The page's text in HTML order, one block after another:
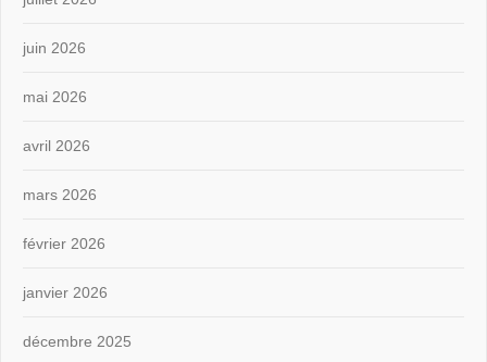
juin 2026
mai 2026
avril 2026
mars 2026
février 2026
janvier 2026
décembre 2025